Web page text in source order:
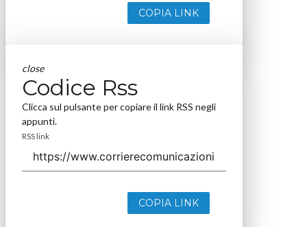
COPIA LINK
close
Codice Rss
Clicca sul pulsante per copiare il link RSS negli
appunti.
RSS link
COPIA LINK